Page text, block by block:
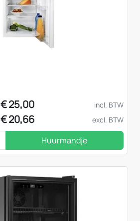
€25,00
incl. BTW
€20,66 excl. BTW
Huurmandje